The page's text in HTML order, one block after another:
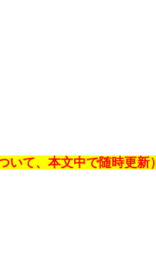
て、本文中で随時更新）